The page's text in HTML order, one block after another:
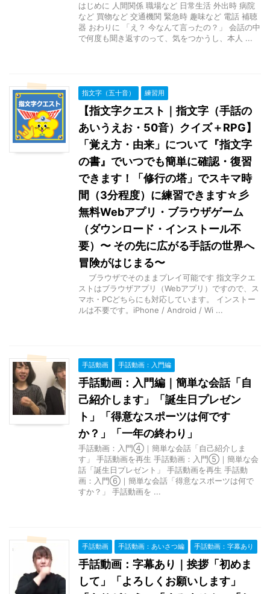
はじめに 人間関係 職場など 日常生活 外出時 病院
など 買物など 交通機関 緊急時 趣味など 電話 補聴
器 おわりに 「え？ 今なんて言ったの？」 会話の中
で何度も聞き返すのって、気をつかうし、本人 ...
指文字（五十音） 練習用
【指文字クエスト｜指文字（手話の
あいうえお・50音）クイズ＋RPG】
「覚え方・由来」について『指文字
の書』でいつでも簡単に確認・復習
できます！「修行の塔」でスキマ時
間（3分程度）に練習できます☆彡
無料Webアプリ・ブラウザゲーム
（ダウンロード・インストール不
要）〜 その先に広がる手話の世界へ
冒険がはじまる〜
ブラウザでそのままプレイ可能です 指文字クエ
ストはブラウザアプリ（Webアプリ）ですので、ス
マホ・PCどちらにも対応しています。 インストー
ルは不要です。iPhone / Android / Wi ...
手話動画 手話動画：入門編
手話動画：入門編｜簡単な会話「自
己紹介します」「誕生日プレゼン
ト」「得意なスポーツは何です
か？」「一年の終わり」
手話動画：入門④｜簡単な会話「自己紹介しま
す」 手話動画を再生 手話動画：入門⑤｜簡単な会
話「誕生日プレゼント」 手話動画を再生 手話動
画：入門⑥｜簡単な会話「得意なスポーツは何で
すか？」 手話動画を ...
手話動画 手話動画：あいさつ編 手話動画：字幕あり
手話動画：字幕あり｜挨拶「初めま
して」「よろしくお願いします」